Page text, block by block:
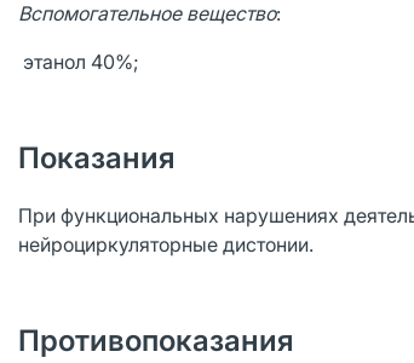
Вспомогательное вещество:
этанол 40%;
Показания
При функциональных нарушениях
нейроциркуляторные дистонии.
Противопоказания